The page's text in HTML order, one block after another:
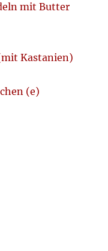
mit Butter
Kastanien)
(e)